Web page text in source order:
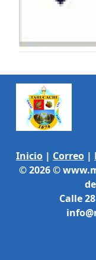
Inicio | Correo |
© 2026 ©
Calle